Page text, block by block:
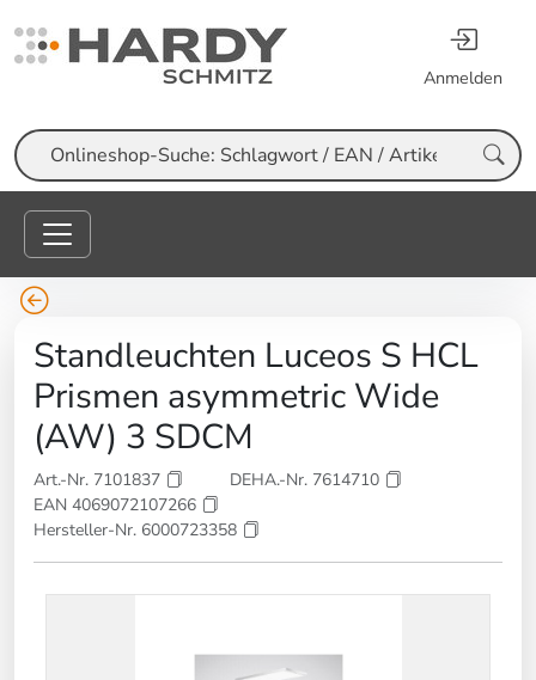
Anmelden
Suche
Standleuchten Luceos S HCL
Prismen asymmetric Wide
(AW) 3 SDCM
Art.-Nr. 7101837
DEHA.-Nr. 7614710
EAN 4069072107266
Hersteller-Nr. 6000723358